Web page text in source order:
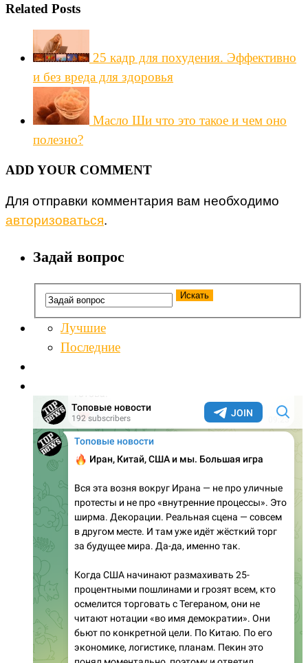
Related Posts
25 кадр для похудения. Эффективно
и без вреда для здоровья
Масло Ши что это такое и чем оно
полезно?
ADD YOUR COMMENT
Для отправки комментария вам необходимо
авторизоваться.
Задай вопрос
Лучшие
Последние